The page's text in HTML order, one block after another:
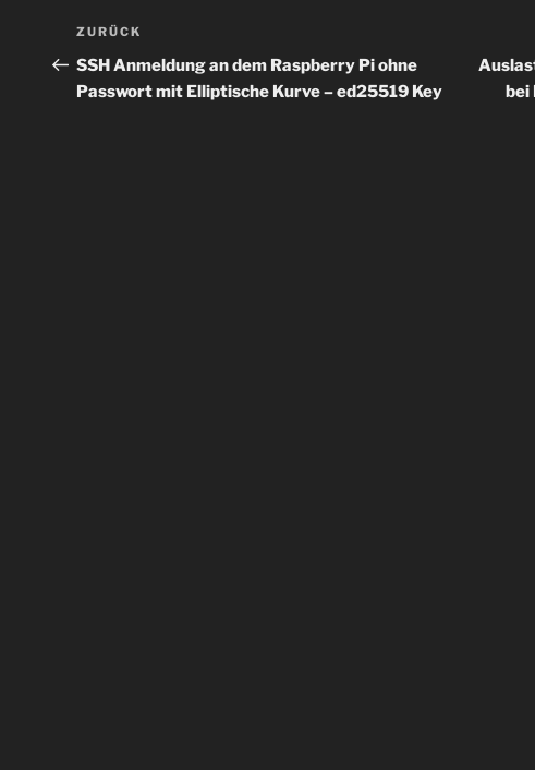
Beitragsnavigation
Vorheriger
Beitrag
ZURÜCK
SSH Anmeldung an dem Raspberry Pi ohne
Passwort mit Elliptische Kurve – ed25519 Key
bei